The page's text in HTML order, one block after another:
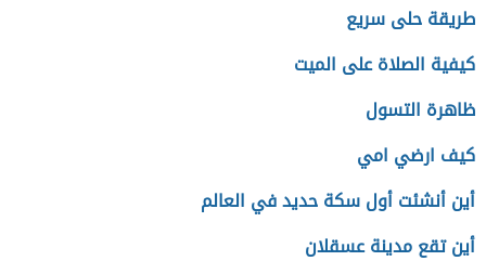
طريقة حلى سريع
كيفية الصلاة على الميت
ظاهرة التسول
كيف ارضي امي
أين أنشئت أول سكة حديد في العالم
أين تقع مدينة عسقلان